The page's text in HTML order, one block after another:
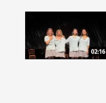
02:16